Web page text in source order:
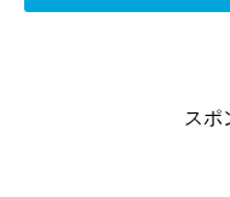
スポ